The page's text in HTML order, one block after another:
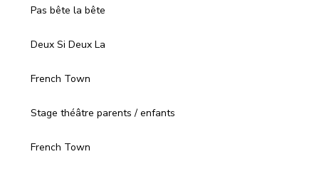
Pas bête la bête
Deux Si Deux La
French Town
Stage théâtre parents / enfants
French Town